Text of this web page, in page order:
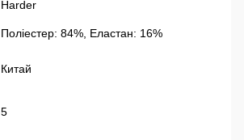
Harder
Поліестер: 84%, Еластан: 16%
Китай
5